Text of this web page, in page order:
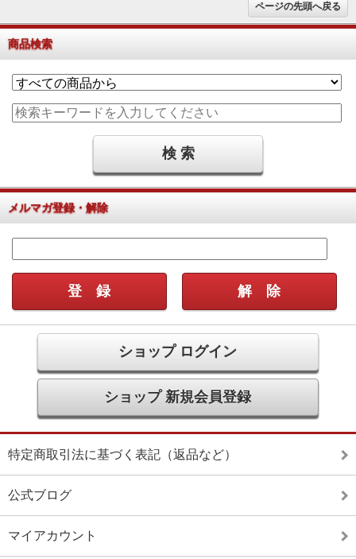
ページの先頭へ戻る
商品検索
メルマガ登録・解除
ショップ ログイン
ショップ 新規会員登録
特定商取引法に基づく表記（返品など）
公式ブログ
マイアカウント